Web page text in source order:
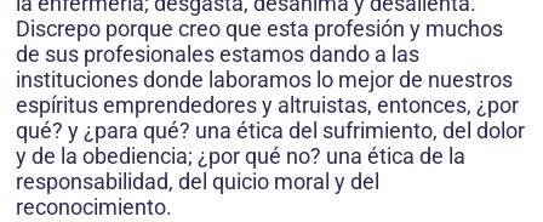
Discrepo porque creo que esta profesión y muchos
de sus profesionales estamos dando a las
instituciones donde laboramos lo mejor de nuestros
espíritus emprendedores y altruistas, entonces, ¿por
qué? y ¿para qué? una ética del sufrimiento, del dolor
y de la obediencia; ¿por qué no? una ética de la
responsabilidad, del quicio moral y del
reconocimiento.